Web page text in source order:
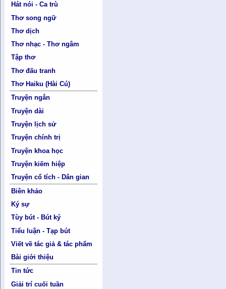
Hát nói - Ca trù
Thơ song ngữ
Thơ dịch
Thơ nhạc - Thơ ngâm
Tập thơ
Thơ đấu tranh
Thơ Haiku (Hài Cú)
Truyện ngắn
Truyện dài
Truyện lịch sử
Truyện chính trị
Truyện khoa học
Truyện kiếm hiệp
Truyện cổ tích - Dân gian
Biên khảo
Ký sự
Tùy bút - Bút ký
Tiểu luận - Tạp bút
Viết về tác giả & tác phẩm
Bài giới thiệu
Tin tức
Giải trí cuối tuần